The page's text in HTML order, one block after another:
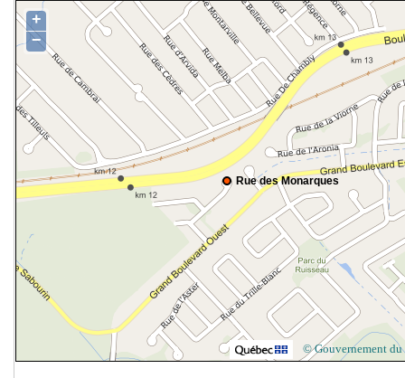
Rue des Monarques
+
−
© Gouvernement du